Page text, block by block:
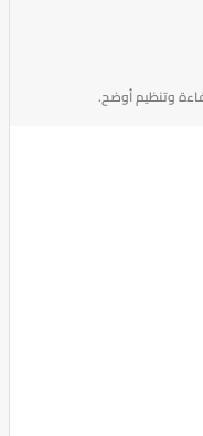
وتنظيم أوضح.